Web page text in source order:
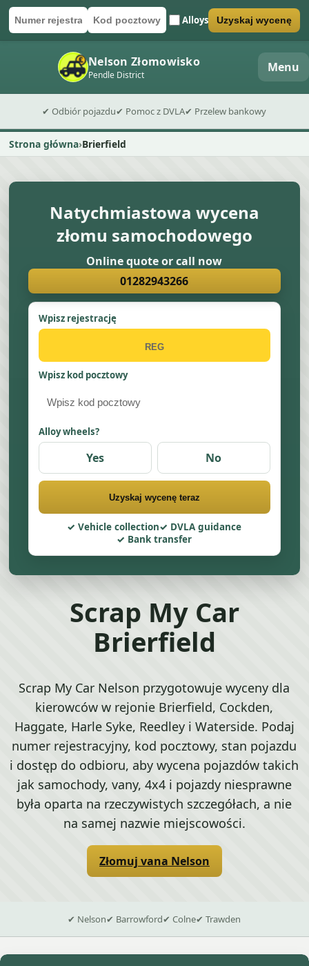
Numer rejestracyjny
Kod pocztowyAlloys
Wyślij formularz wyceny Uzyskaj wycenę
Nelson Złomowisko
Pendle District Menu
✔ Odbiór pojazdu✔ Pomoc z DVLA✔ Przelew bankowy
Strona główna Brierfield
Natychmiastowa wycena
złomu samochodowego
Online quote or call now
01282943266
Wpisz rejestrację
Wpisz kod pocztowy
Alloy wheels?
Yes No
Uzyskaj wycenę teraz
Vehicle collection
DVLA guidance
Bank transfer
Scrap My Car
Brierfield
Scrap My Car Nelson przygotowuje wyceny dla
kierowców w rejonie Brierfield, Cockden,
Haggate, Harle Syke, Reedley i Waterside. Podaj
numer rejestracyjny, kod pocztowy, stan pojazdu
i dostęp do odbioru, aby wycena pojazdów takich
jak samochody, vany, 4x4 i pojazdy niesprawne
była oparta na rzeczywistych szczegółach, a nie
na samej nazwie miejscowości.
Złomuj vana Nelson
✔ Nelson✔ Barrowford✔ Colne✔ Trawden